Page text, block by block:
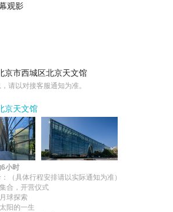
观影
京市西城区北京天文馆
请以对接客服通知为准。
京天文馆
小时
（具体行程安排请以实际通知为准）
合，开营仪式
球探索
阳的一生